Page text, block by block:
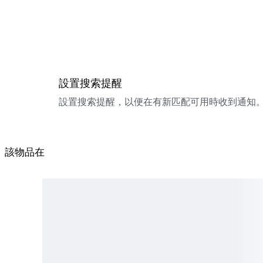
設置搜索提醒
設置搜索提醒，以便在有新匹配可用時收到通知
該物品在